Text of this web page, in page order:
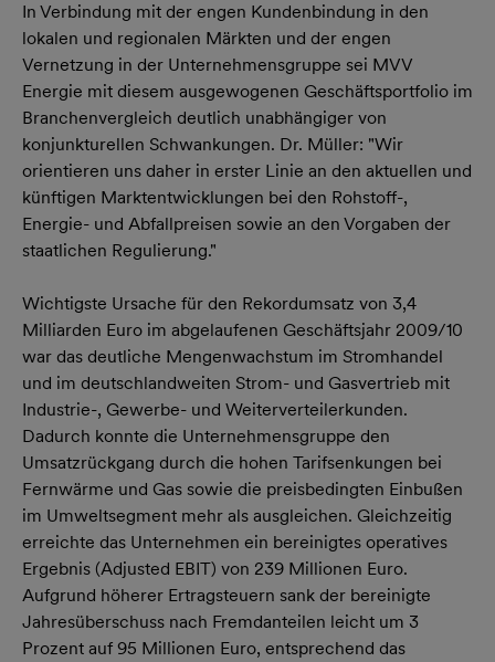
In Verbindung mit der engen Kundenbindung in den
lokalen und regionalen Märkten und der engen
Vernetzung in der Unternehmensgruppe sei MVV
Energie mit diesem ausgewogenen Geschäftsportfolio im
Branchenvergleich deutlich unabhängiger von
konjunkturellen Schwankungen. Dr. Müller: "Wir
orientieren uns daher in erster Linie an den aktuellen und
künftigen Marktentwicklungen bei den Rohstoff-,
Energie- und Abfallpreisen sowie an den Vorgaben der
staatlichen Regulierung."
Wichtigste Ursache für den Rekordumsatz von 3,4
Milliarden Euro im abgelaufenen Geschäftsjahr 2009/10
war das deutliche Mengenwachstum im Stromhandel
und im deutschlandweiten Strom- und Gasvertrieb mit
Industrie-, Gewerbe- und Weiterverteilerkunden.
Dadurch konnte die Unternehmensgruppe den
Umsatzrückgang durch die hohen Tarifsenkungen bei
Fernwärme und Gas sowie die preisbedingten Einbußen
im Umweltsegment mehr als ausgleichen. Gleichzeitig
erreichte das Unternehmen ein bereinigtes operatives
Ergebnis (Adjusted EBIT) von 239 Millionen Euro.
Aufgrund höherer Ertragsteuern sank der bereinigte
Jahresüberschuss nach Fremdanteilen leicht um 3
Prozent auf 95 Millionen Euro, entsprechend das